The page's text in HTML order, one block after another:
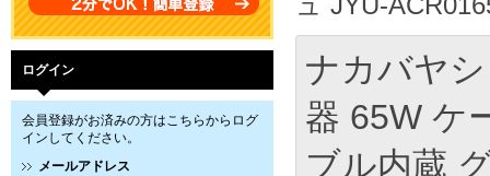
ログイン
会員登録がお済みの方はこちらからログ
インしてください。
メールアドレス
ナカバヤ
器 65W ケ
ブル内蔵